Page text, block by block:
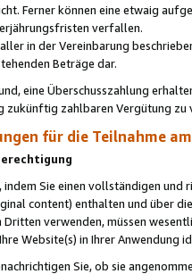
Ferner können eine etwaig
verfallen.
in der Vereinbarung
Beträge dar.
eine Überschusszahlung
zukünftig zahlbaren Vergütung zu
für die Teilnahme
Sie einen vollständigen
content) enthalten und über
verwenden, müssen
Website(s) in Ihrer Anwendung
Sie, ob sie